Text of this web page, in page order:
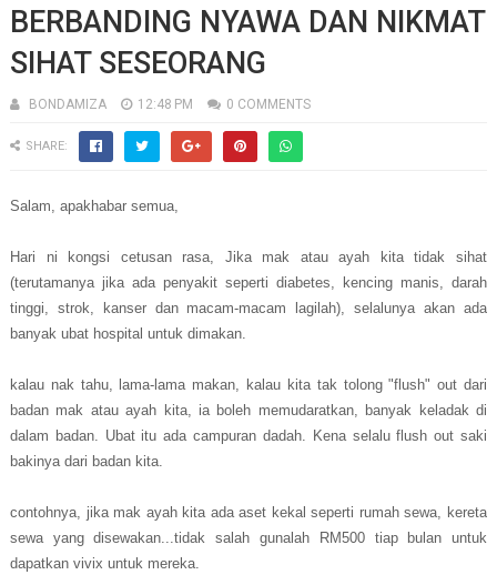
BERBANDING NYAWA DAN NIKMAT
SIHAT SESEORANG
BONDAMIZA 12:48 PM 0 COMMENTS
SHARE:
Salam, apakhabar semua,
Hari ni kongsi cetusan rasa, Jika mak atau ayah kita tidak sihat
(terutamanya jika ada penyakit seperti diabetes, kencing manis, darah
tinggi, strok, kanser dan macam-macam lagilah), selalunya akan ada
banyak ubat hospital untuk dimakan.
kalau nak tahu, lama-lama makan, kalau kita tak tolong "flush" out dari
badan mak atau ayah kita, ia boleh memudaratkan, banyak keladak di
dalam badan. Ubat itu ada campuran dadah. Kena selalu flush out saki
bakinya dari badan kita.
contohnya, jika mak ayah kita ada aset kekal seperti rumah sewa, kereta
sewa yang disewakan...tidak salah gunalah RM500 tiap bulan untuk
dapatkan vivix untuk mereka.